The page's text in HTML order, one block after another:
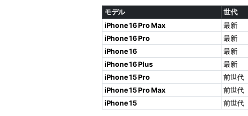
モデル 世代
iPhone 16 Pro Max 最新
iPhone 16 Pro
最新
iPhone 16
最新
iPhone 16 Plus
最新
iPhone 15 Pro
前世代
iPhone 15 Pro Max
前世代
iPhone 15
前世代